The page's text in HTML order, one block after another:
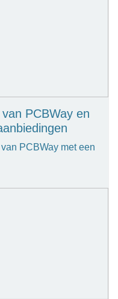
PCBWay en
PCBWay met een